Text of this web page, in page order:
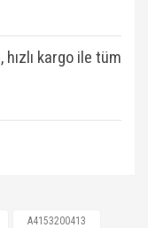
kargo ile tüm
A4153200413